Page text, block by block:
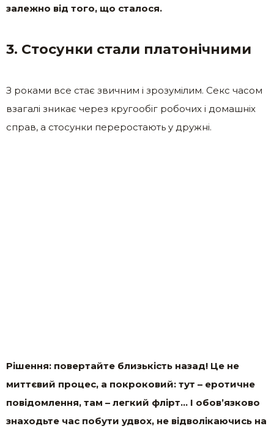
залежно від того, що сталося.
3. Стосунки стали платонічними
З роками все стає звичним і зрозумілим. Секс часом
взагалі зникає через кругообіг робочих і домашніх
справ, а стосунки переростають у дружні.
Рішення: повертайте близькість назад! Це не
миттєвий процес, а покроковий: тут – еротичне
повідомлення, там – легкий флірт… І обов’язково
знаходьте час побути удвох, не відволікаючись на